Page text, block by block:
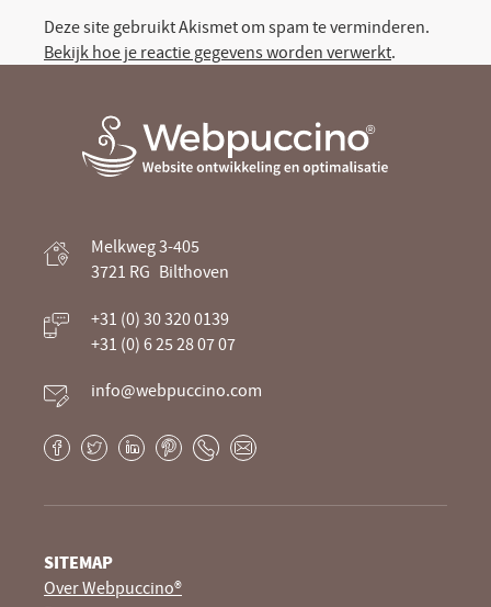
Deze site gebruikt Akismet om spam te verminderen.
Bekijk hoe je reactie gegevens worden verwerkt.
Webpuccino® website ontwikkeling en
optimalisatie
Melkweg 3-405
3721 RG Bilthoven
+31 (0) 30 320 0139
+31 (0) 6 25 28 07 07
info@webpuccino.com
SITEMAP
Over Webpuccino®